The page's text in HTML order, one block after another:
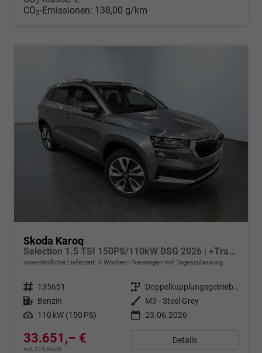
CO2-Emissionen: 138,00 g/km
Skoda Karoq
Selection 1.5 TSI 150PS/110kW DSG 2026 | +TravelAssist +RFK & Parksensoren +Var. Gepäckraumboden
unverbindliche Lieferzeit: 3 Wochen Neuwagen mit Tageszulassung
Fahrzeugnr. 135651 Getriebe
Doppelkupplungsgetriebe (DSG)
Kraftstoff Benzin Außenfarbe M3 - Steel Grey
Leistung 110 kW (150 PS) 23.06.2026
33.651,– €
incl. 21% MwSt.
Details